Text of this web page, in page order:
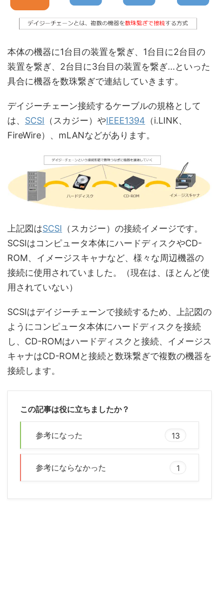
本体の機器に1台目の装置を繋ぎ、1台目に2台目の
装置を繋ぎ、2台目に3台目の装置を繋ぎ...といった
具合に機器を数珠繋ぎで連結していきます。
デイジーチェーン接続するケーブルの規格として
は、 SCSI （スカジー）やIEEE1394 （i.LINK、
FireWire）、mLANなどがあります。
上記図はSCSI （スカジー）の接続イメージです。
SCSIはコンピュータ本体にハードディスクやCD-
ROM、イメージスキャナなど、様々な周辺機器の
接続に使用されていました。（現在は、ほとんど使
用されていない）
SCSIはデイジーチェーンで接続するため、上記図の
ようにコンピュータ本体にハードディスクを接続
し、CD-ROMはハードディスクと接続、イメージス
キャナはCD-ROMと接続と数珠繋ぎで複数の機器を
接続します。
この記事は役に立ちましたか？
参考になった 13
参考にならなかった 1